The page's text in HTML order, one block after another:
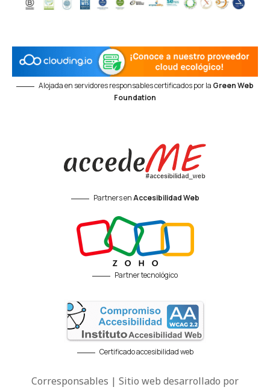
Alojada en servidores responsables certificados por la Green Web
Foundation
Partners enAccesibilidad Web
Partner tecnológico
Certificado accesibilidad web
Corresponsables | Sitio web desarrollado por